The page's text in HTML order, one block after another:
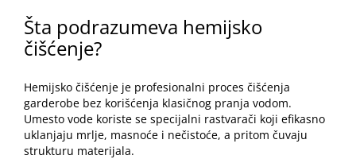
Šta podrazumeva hemijsko
čišćenje?
Hemijsko čišćenje je profesionalni proces čišćenja
garderobe bez korišćenja klasičnog pranja vodom.
Umesto vode koriste se specijalni rastvarači koji efikasno
uklanjaju mrlje, masnoće i nečistoće, a pritom čuvaju
strukturu materijala.